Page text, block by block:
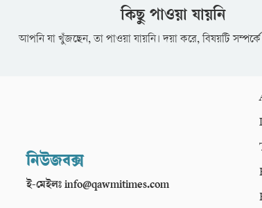
কিছু পাওয়া যায়নি
আপনি যা খুঁজছেন, তা পাওয়া যায়নি। দয়া করে, বিষয়টি সম্পর্কে
নিউজবক্স
ই-মেইলঃ info@qawmitimes.com